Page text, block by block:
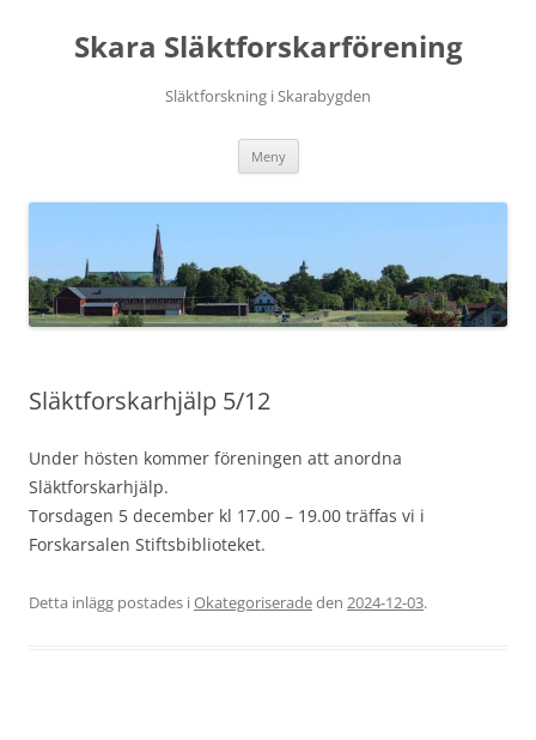
innehållSkara Släktforskarförening
Släktforskning i Skarabygden
Meny
Släktforskarhjälp 5/12
Under hösten kommer föreningen att anordna
Släktforskarhjälp.
Torsdagen 5 december kl 17.00 – 19.00 träffas vi i
Forskarsalen Stiftsbiblioteket.
Detta inlägg postades iOkategoriseradeden 2024-12-03.